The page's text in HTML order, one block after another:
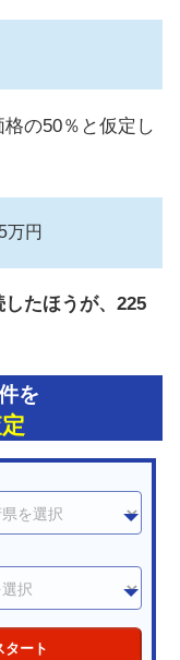
格の50％と仮定し
万円
たほうが、225
を
タート